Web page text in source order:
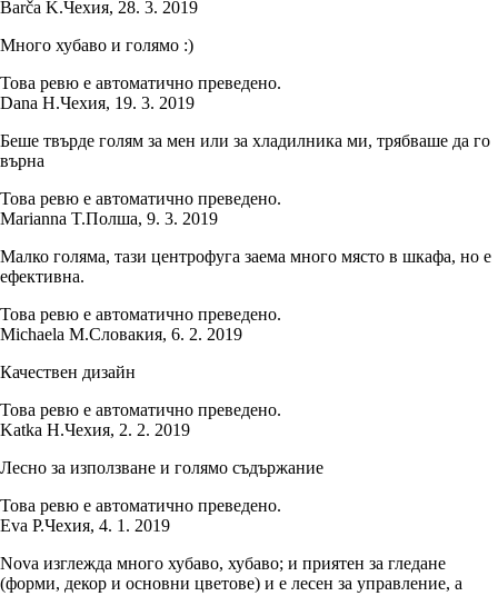
Barča K.Чехия, 28. 3. 2019
Много хубаво и голямо :)
Това ревю е автоматично преведено.
Dana H.Чехия, 19. 3. 2019
Беше твърде голям за мен или за хладилника ми, трябваше да го
върна
Това ревю е автоматично преведено.
Marianna T.Полша, 9. 3. 2019
Малко голяма, тази центрофуга заема много място в шкафа, но е
ефективна.
Това ревю е автоматично преведено.
Michaela M.Словакия, 6. 2. 2019
Качествен дизайн
Това ревю е автоматично преведено.
Katka H.Чехия, 2. 2. 2019
Лесно за използване и голямо съдържание
Това ревю е автоматично преведено.
Eva P.Чехия, 4. 1. 2019
Nova изглежда много хубаво, хубаво; и приятен за гледане
(форми, декор и основни цветове) и е лесен за управление, а